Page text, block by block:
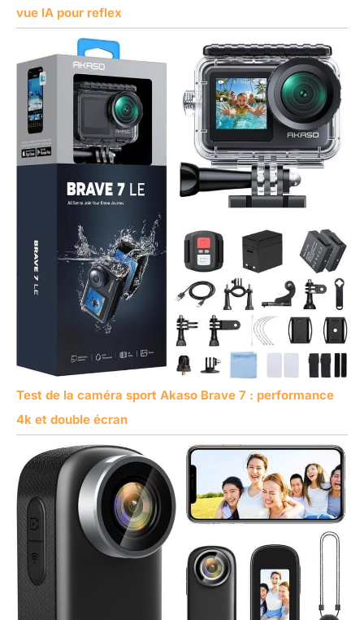
vue IA pour reflex
Test de la caméra sport Akaso Brave 7 : performance
4k et double écran